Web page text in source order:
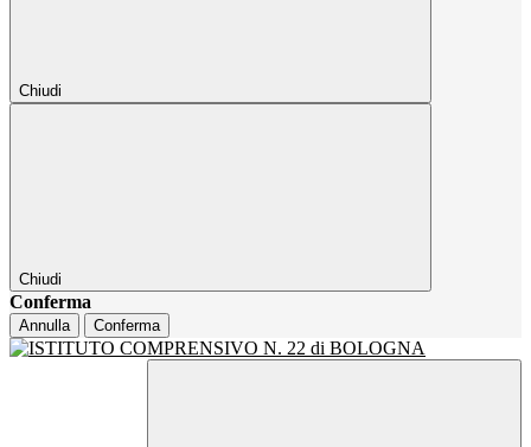
Chiudi
Chiudi
Conferma
Annulla Conferma